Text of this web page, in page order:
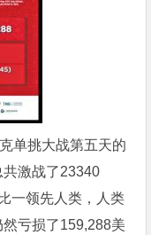
单挑大战第五天的
激战了23340
一领先人类，人类
亏损了159,288美